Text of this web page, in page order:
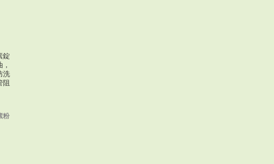
錠
洗
阻
粉